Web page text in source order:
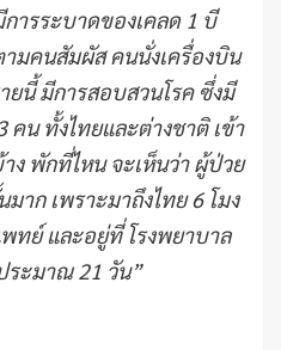
ารระบาดของเคลด 1 บี
มคนสัมผัส คนนั่งเครื่องบิน
ยนี้ มีการสอบสวนโรค ซึ่งมี
คน ทั้งไทยและต่างชาติ เข้า
ง พักที่ไหน จะเห็นว่า ผู้ป่วย
าก เพราะมาถึงไทย 6 โมง
ทย์ และอยู่ที่ โรงพยาบาล
ระมาณ 21 วัน”